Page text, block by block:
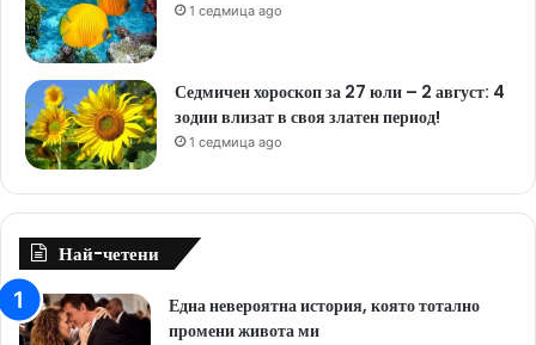
1 седмица ago
Седмичен хороскоп за 27 юли – 2 август: 4
зодии влизат в своя златен период!
1 седмица ago
Най-четени
Една невероятна история, която тотално
промени живота ми